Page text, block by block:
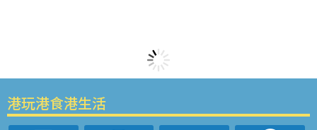
港玩港食港生活